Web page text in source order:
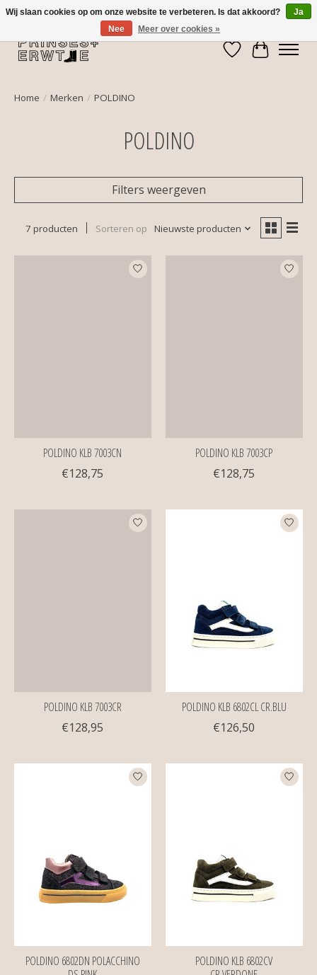
Verlanglijst
Home / Merken / POLDINO
POLDINO
Filters weergeven
7 producten Sorteren op Nieuwste producten
POLDINO KLB 7003CN
€128,75
POLDINO KLB 7003CP
€128,75
POLDINO KLB 7003CR
€128,95
POLDINO KLB 6802CL CR.BLU
€126,50
POLDINO 6802DN POLACCHINO
POLDINO KLB 6802CV
Wij slaan cookies op om onze website te verbeteren. Is dat akkoord?
Ja
Nee
Meer over cookies »